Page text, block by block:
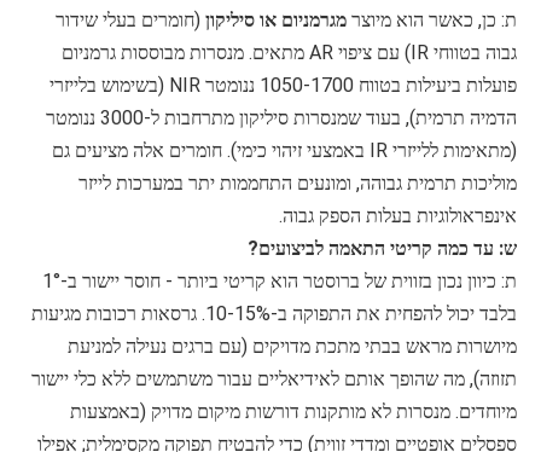
ת: כן, כאשר הוא מיוצר מגרמניום או סיליקון (חומרים בעלי שידור
גבוה בטווחי IR) עם ציפוי AR מתאים. מנסרות מבוססות גרמניום
פועלות ביעילות בטווח 1050-1700 ננומטר NIR (בשימוש בלייזרי
הדמיה תרמית), בעוד שמנסרות סיליקון מתרחבות ל-3000 ננומטר
(מתאימות ללייזרי IR באמצעי זיהוי כימי). חומרים אלה מציעים גם
מוליכות תרמית גבוהה, ומונעים התחממות יתר במערכות לייזר
אינפראולוגיות בעלות הספק גבוה.
ש: עד כמה קריטי התאמה לביצועים?
ת: כיוון נכון בזווית של ברוסטר הוא קריטי ביותר - חוסר יישור ב-1°
בלבד יכול להפחית את התפוקה ב-10-15%. גרסאות רכובות מגיעות
מיושרות מראש בבתי מתכת מדויקים (עם ברגים נעילה למניעת
תזוזה), מה שהופך אותם לאידיאליים עבור משתמשים ללא כלי יישור
מיוחדים. מנסרות לא מותקנות דורשות מיקום מדויק (באמצעות
ספסלים אופטיים ומדדי זווית) כדי להבטיח תפוקה מקסימלית; אפילו
מנסרות גג